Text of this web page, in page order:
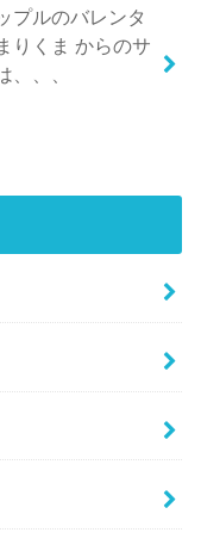
プルのバレンタ
りくま からのサ
、、、